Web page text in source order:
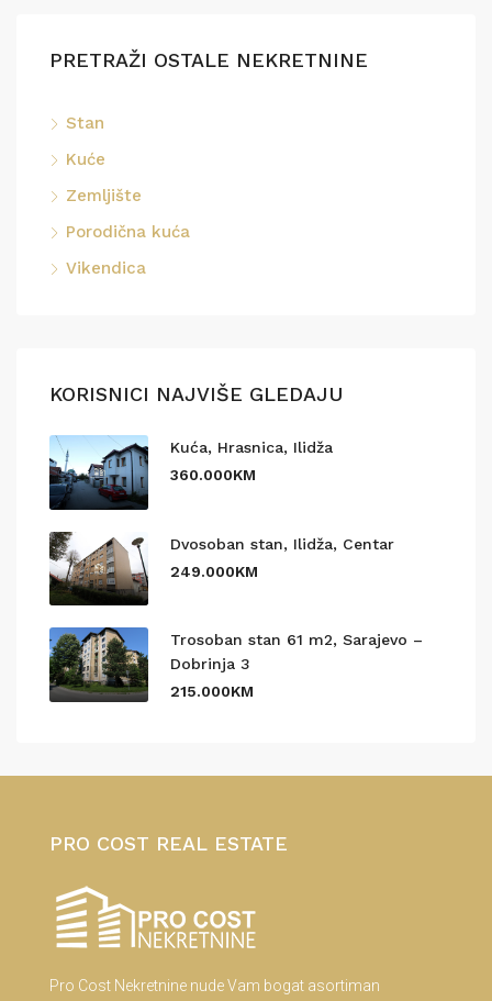
PRETRAŽI OSTALE NEKRETNINE
Stan
Kuće
Zemljište
Porodična kuća
Vikendica
KORISNICI NAJVIŠE GLEDAJU
Kuća, Hrasnica, Ilidža
360.000KM
Dvosoban stan, Ilidža, Centar
249.000KM
Trosoban stan 61 m2, Sarajevo –
Dobrinja 3
215.000KM
PRO COST REAL ESTATE
Pro Cost Nekretnine nude Vam bogat asortiman